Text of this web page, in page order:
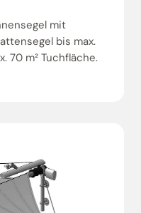
mit
bis max.
70 m² Tuchfläche.